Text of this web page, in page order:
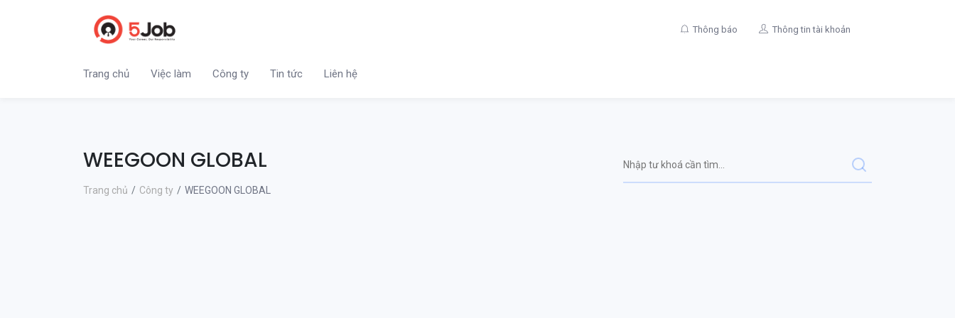
Thông báo Thông tin tài khoản
Trang chủ Việc làm Công ty Tin tức Liên hệ
WEEGOON GLOBAL
Trang chủ Công ty WEEGOON GLOBAL